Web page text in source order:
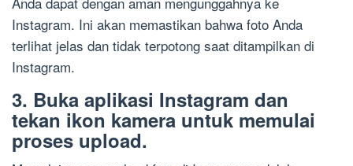
Instagram. Ini akan memastikan bahwa foto Anda
terlihat jelas dan tidak terpotong saat ditampilkan di
Instagram.
3. Buka aplikasi Instagram dan
tekan ikon kamera untuk memulai
proses upload.